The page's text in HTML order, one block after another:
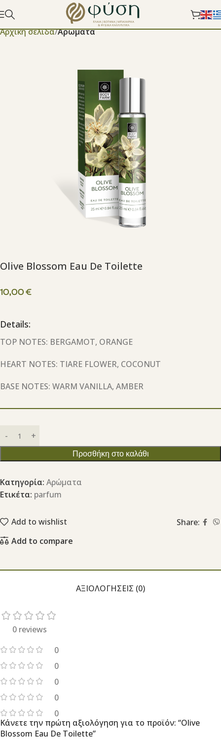
Αρχική σελίδα Aρώματα
Olive Blossom Eau De Toilette
10,00€
Details:
TOP NOTES: BERGAMOT, ORANGE
HEART NOTES: TIARE FLOWER, COCONUT
BASE NOTES: WARM VANILLA, AMBER
Προσθήκη στο καλάθι
Κατηγορία: Aρώματα
Ετικέτα: parfum
Add to wishlist
Share:
Add to compare
ΑΞΙΟΛΟΓΉΣΕΙΣ (0)
0 reviews
0
0
0
0
0
Κάνετε την πρώτη αξιολόγηση για το προϊόν: “Olive
Blossom Eau De Toilette”